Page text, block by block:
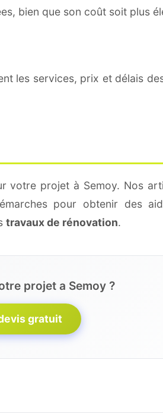
bien que son coût soit plus
les services, prix et délais
votre projet à Semoy. Nos
pour obtenir des
travaux de rénovation.
projet a Semoy ?
gratuit